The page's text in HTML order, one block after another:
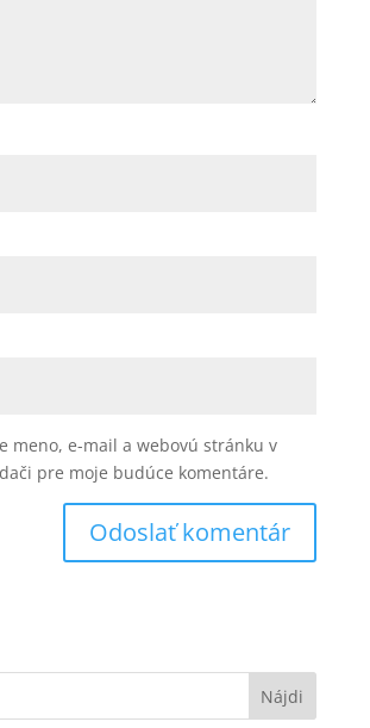
meno, e-mail a webovú stránku v
pre moje budúce komentáre.